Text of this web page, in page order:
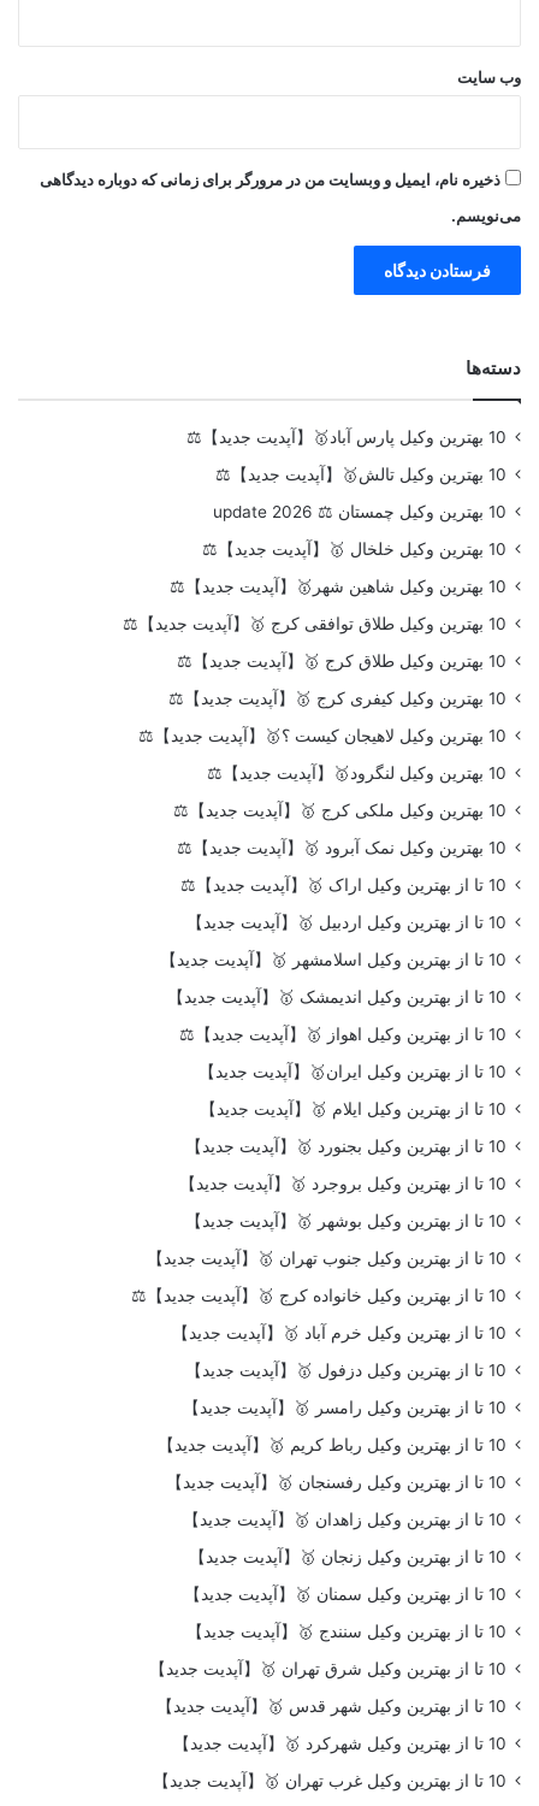
وب‌ سایت
ذخیره نام، ایمیل و وبسایت من در مرورگر برای زمانی که دوباره دیدگاهی
می‌نویسم.
دسته‌ها
10 بهترین وکیل پارس آباد🥇【آپدیت جدید】⚖️
10 بهترین وکیل تالش🥇【آپدیت جدید】⚖️
10 بهترین وکیل چمستان ⚖️ update 2026
10 بهترین وکیل خلخال 🥇【آپدیت جدید】⚖️
10 بهترین وکیل شاهین شهر🥇【آپدیت جدید】⚖️
10 بهترین وکیل طلاق توافقی کرج 🥇【آپدیت جدید】⚖️
10 بهترین وکیل طلاق کرج 🥇【آپدیت جدید】⚖️
10 بهترین وکیل کیفری کرج 🥇【آپدیت جدید】⚖️
10 بهترین وکیل لاهیجان کیست ؟🥇【آپدیت جدید】⚖️
10 بهترین وکیل لنگرود🥇【آپدیت جدید】⚖️
10 بهترین وکیل ملکی کرج 🥇【آپدیت جدید】⚖️
10 بهترین وکیل نمک آبرود 🥇【آپدیت جدید】⚖️
10 تا از بهترین وکیل اراک 🥇【آپدیت جدید】⚖️
10 تا از بهترین وکیل اردبیل 🥇【آپدیت جدید】
10 تا از بهترین وکیل اسلامشهر 🥇【آپدیت جدید】
10 تا از بهترین وکیل اندیمشک 🥇【آپدیت جدید】
10 تا از بهترین وکیل اهواز 🥇【آپدیت جدید】⚖️
10 تا از بهترین وکیل ایران🥇【آپدیت جدید】
10 تا از بهترین وکیل ایلام 🥇【آپدیت جدید】
10 تا از بهترین وکیل بجنورد 🥇【آپدیت جدید】
10 تا از بهترین وکیل بروجرد 🥇【آپدیت جدید】
10 تا از بهترین وکیل بوشهر 🥇【آپدیت جدید】
10 تا از بهترین وکیل جنوب تهران 🥇【آپدیت جدید】
10 تا از بهترین وکیل خانواده کرج 🥇【آپدیت جدید】⚖️
10 تا از بهترین وکیل خرم آباد 🥇【آپدیت جدید】
10 تا از بهترین وکیل دزفول 🥇【آپدیت جدید】
10 تا از بهترین وکیل رامسر 🥇【آپدیت جدید】
10 تا از بهترین وکیل رباط کریم 🥇【آپدیت جدید】
10 تا از بهترین وکیل رفسنجان 🥇【آپدیت جدید】
10 تا از بهترین وکیل زاهدان 🥇【آپدیت جدید】
10 تا از بهترین وکیل زنجان 🥇【آپدیت جدید】
10 تا از بهترین وکیل سمنان 🥇【آپدیت جدید】
10 تا از بهترین وکیل سنندج 🥇【آپدیت جدید】
10 تا از بهترین وکیل شرق تهران 🥇【آپدیت جدید】
10 تا از بهترین وکیل شهر قدس 🥇【آپدیت جدید】
10 تا از بهترین وکیل شهرکرد 🥇【آپدیت جدید】
10 تا از بهترین وکیل غرب تهران 🥇【آپدیت جدید】